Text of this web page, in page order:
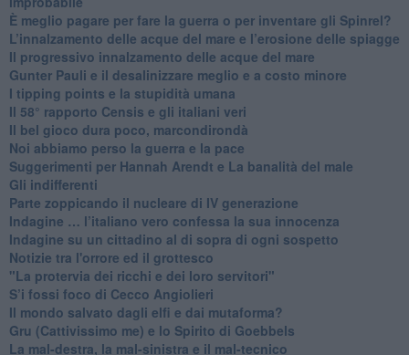
È meglio pagare per fare la guerra o per inventare gli Spinrel?
​L’innalzamento delle acque del mare e l’erosione delle spiagge
​Il progressivo innalzamento delle acque del mare
​Gunter Pauli e il desalinizzare meglio e a costo minore
I tipping points e la stupidità umana
​Il 58° rapporto Censis e gli italiani veri
​Il bel gioco dura poco, marcondirondà
Noi abbiamo perso la guerra e la pace
Suggerimenti per Hannah Arendt e La banalità del male
​Gli indifferenti
Parte zoppicando il nucleare di IV generazione
​Indagine … l’italiano vero confessa la sua innocenza
Indagine su un cittadino al di sopra di ogni sospetto
Notizie tra l'orrore ed il grottesco
"La protervia dei ricchi e dei loro servitori"
S’i fossi foco di Cecco Angiolieri
​Il mondo salvato dagli elfi e dai mutaforma?
Gru (Cattivissimo me) e lo Spirito di Goebbels
​La mal-destra, la mal-sinistra e il mal-tecnico